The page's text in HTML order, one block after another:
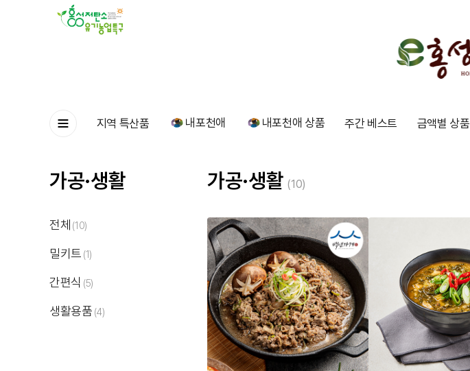
지역 특산품 내포천애 내포천애 상품 주간 베스트 금액별 상품
가공·생활
전체 (10)
밀키트 (1)
간편식 (5)
생활용품 (4)
가공·생활 (10)